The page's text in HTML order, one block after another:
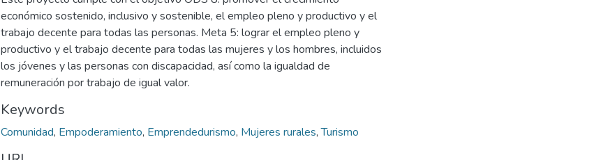
económico sostenido, inclusivo y sostenible, el empleo pleno y productivo y el
trabajo decente para todas las personas. Meta 5: lograr el empleo pleno y
productivo y el trabajo decente para todas las mujeres y los hombres, incluidos
los jóvenes y las personas con discapacidad, así como la igualdad de
remuneración por trabajo de igual valor.
Keywords
Comunidad, Empoderamiento, Emprendedurismo, Mujeres rurales,Turismo